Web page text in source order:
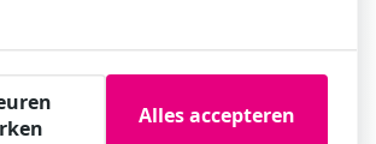
toe Alles accepteren